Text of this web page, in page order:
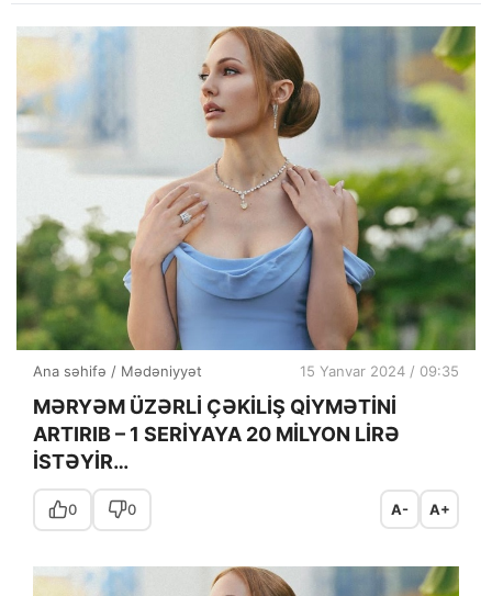
Ana səhifə / Mədəniyyət 15 Yanvar 2024 / 09:35
MƏRYƏM ÜZƏRLİ ÇƏKİLİŞ QİYMƏTİNİ
ARTIRIB – 1 SERİYAYA 20 MİLYON LİRƏ
İSTƏYİR…
0 0 A- A+